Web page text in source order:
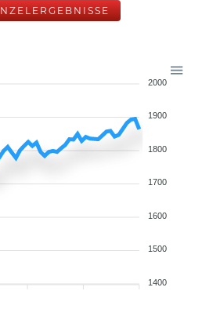
2000
1900
1800
1700
1600
1500
1400